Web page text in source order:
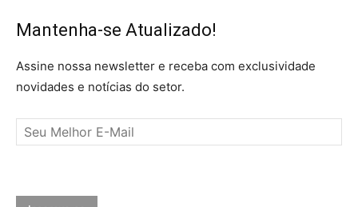
Newsletter
Mantenha-se Atualizado!
Assine nossa newsletter e receba com exclusividade